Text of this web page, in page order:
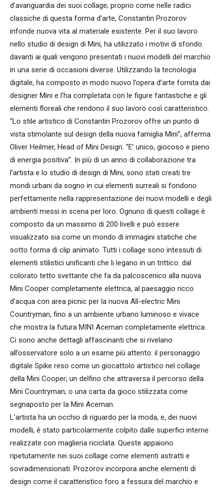
d’avanguardia dei suoi collage; proprio come nelle radici
classiche di questa forma d’arte, Constantin Prozorov
infonde nuova vita al materiale esistente. Per il suo lavoro
nello studio di design di Mini, ha utilizzato i motivi di sfondo
davanti ai quali vengono presentati i nuovi modelli del marchio
in una serie di occasioni diverse. Utilizzando la tecnologia
digitale, ha composto in modo nuovo l’opera d’arte fornita dai
designer Mini e l’ha completata con le figure fantastiche e gli
elementi floreali che rendono il suo lavoro così caratteristico.
“Lo stile artistico di Constantin Prozorov offre un punto di
vista stimolante sul design della nuova famiglia Mini”, afferma
Oliver Heilmer, Head of Mini Design. “E’ unico, giocoso e pieno
di energia positiva”. In più di un anno di collaborazione tra
l’artista e lo studio di design di Mini, sono stati creati tre
mondi urbani da sogno in cui elementi surreali si fondono
perfettamente nella rappresentazione dei nuovi modelli e degli
ambienti messi in scena per loro. Ognuno di questi collage è
composto da un massimo di 200 livelli e può essere
visualizzato sia come un mondo di immagini statiche che
sotto forma di clip animato. Tutti i collage sono intessuti di
elementi stilistici unificanti che li legano in un trittico: dal
colorato tetto svettante che fa da palcoscenico alla nuova
Mini Cooper completamente elettrica, al paesaggio ricco
d’acqua con area picnic per la nuova All-electric Mini
Countryman, fino a un ambiente urbano luminoso e vivace
che mostra la futura MINI Aceman completamente elettrica.
Ci sono anche dettagli affascinanti che si rivelano
all’osservatore solo a un esame più attento: il personaggio
digitale Spike reso come un giocattolo artistico nel collage
della Mini Cooper; un delfino che attraversa il percorso della
Mini Countryman; o una carta da gioco stilizzata come
segnaposto per la Mini Aceman.
L’artista ha un occhio di riguardo per la moda, e, dei nuovi
modelli, è stato particolarmente colpito dalle superfici interne
realizzate con maglieria riciclata. Queste appaiono
ripetutamente nei suoi collage come elementi astratti e
sovradimensionati. Prozorov incorpora anche elementi di
design come il caratteristico foro a fessura del marchio e